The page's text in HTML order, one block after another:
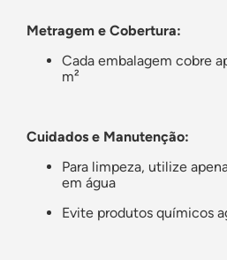
Metragem e Cobertura:
Cada embalagem cobre
m²
Cuidados e Manutenção:
Para limpeza, utilize
em água
Evite produtos químicos